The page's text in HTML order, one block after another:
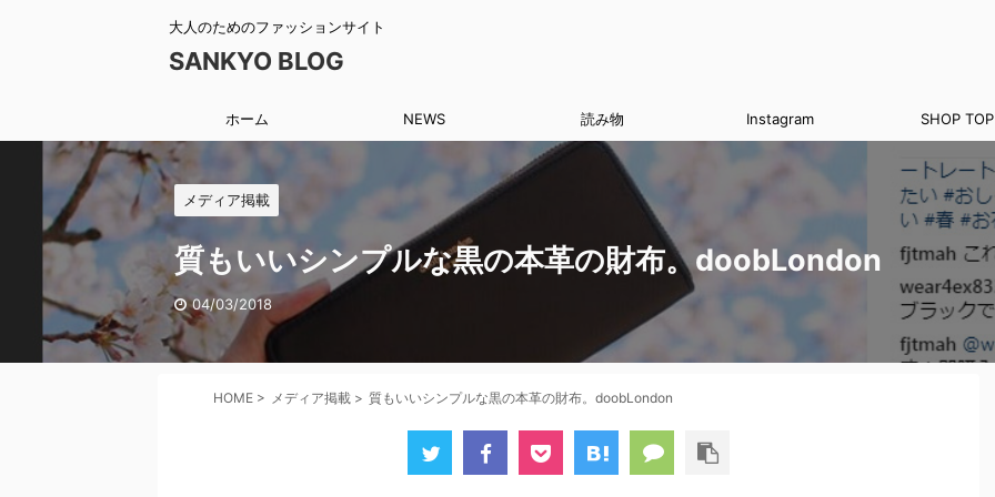
大人のためのファッションサイト
SANKYO BLOG
ホーム NEWS 読み物 Instagram SHOP TOP
メディア掲載
質もいいシンプルな黒の本革の財布。doobLondon
04/03/2018
HOME > メディア掲載 > 質もいいシンプルな黒の本革の財布。doobLondon